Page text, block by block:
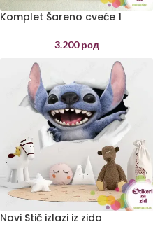
Komplet Šareno cveće 1
3.200рсд
Novi Stič izlazi iz zida